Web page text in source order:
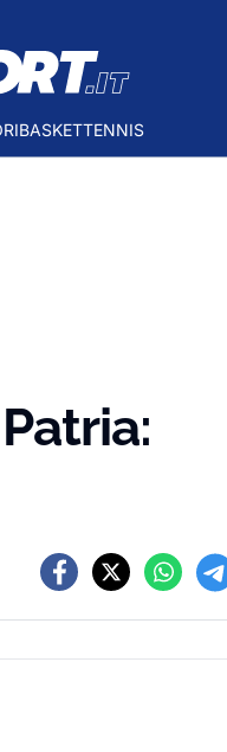
BASKETTENNIS